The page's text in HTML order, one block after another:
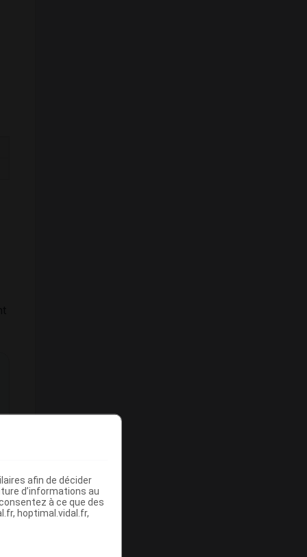
afin de décider
d’informations au
à ce que des
hoptimal.vidal.fr,